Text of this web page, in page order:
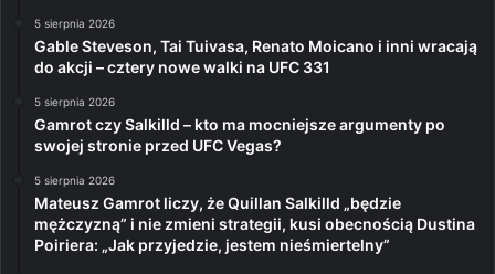
5 sierpnia 2026
Gable Steveson, Tai Tuivasa, Renato Moicano i inni wracają
do akcji – cztery nowe walki na UFC 331
5 sierpnia 2026
Gamrot czy Salkilld – kto ma mocniejsze argumenty po
swojej stronie przed UFC Vegas?
5 sierpnia 2026
Mateusz Gamrot liczy, że Quillan Salkilld „będzie
mężczyzną” i nie zmieni strategii, kusi obecnością Dustina
Poiriera: „Jak przyjedzie, jestem nieśmiertelny”